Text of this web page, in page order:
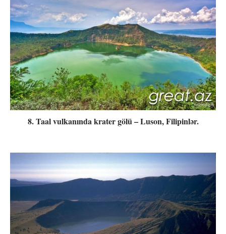
8. Taal vulkanında krater gölü – Luson, Filipinlər.